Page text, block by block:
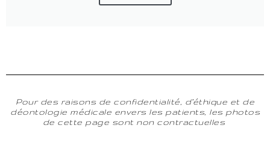
Pour des raisons de confidentialité, d’éthique et de
déontologie médicale envers les patients, les photos
de cette page sont non contractuelles